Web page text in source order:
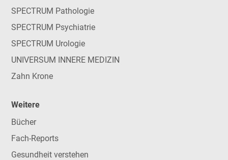
SPECTRUM Pathologie
SPECTRUM Psychiatrie
SPECTRUM Urologie
UNIVERSUM INNERE MEDIZIN
Zahn Krone
Weitere
Bücher
Fach-Reports
Gesundheit verstehen